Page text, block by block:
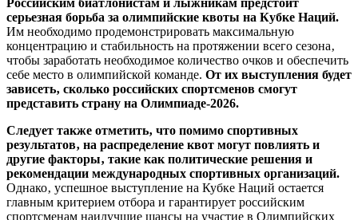
Российским биатлонистам и лыжникам предстоит
серьезная борьба за олимпийские квоты на Кубке Наций.
Им необходимо продемонстрировать максимальную
концентрацию и стабильность на протяжении всего сезона‚
чтобы заработать необходимое количество очков и обеспечить
себе место в олимпийской команде. От их выступления будет
зависеть‚ сколько российских спортсменов смогут
представить страну на Олимпиаде-2026.
Следует также отметить‚ что помимо спортивных
результатов‚ на распределение квот могут повлиять и
другие факторы‚ такие как политические решения и
рекомендации международных спортивных организаций.
Однако‚ успешное выступление на Кубке Наций остается
главным критерием отбора и гарантирует российским
спортсменам наилучшие шансы на участие в Олимпийских